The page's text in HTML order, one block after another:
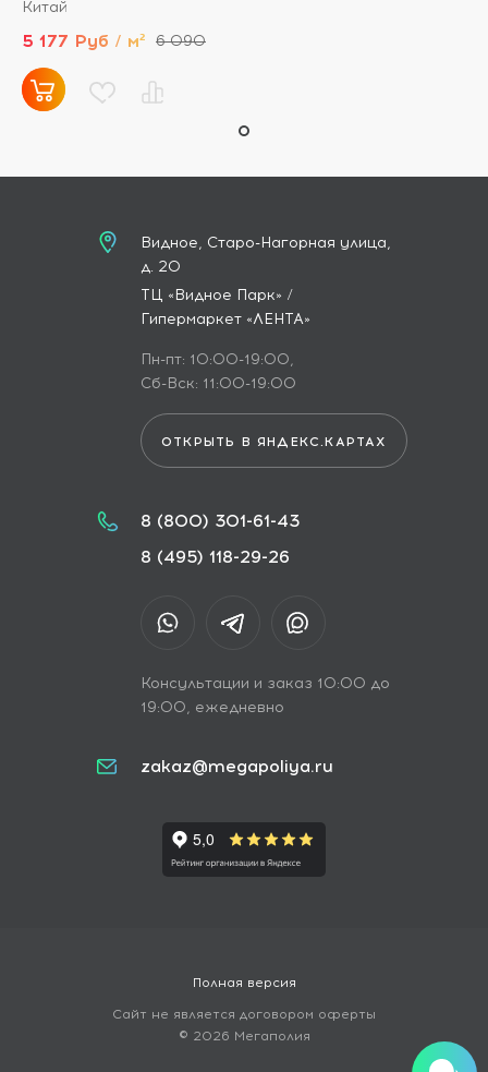
Китай
5 177 Руб / м² 6 090
Видное, Старо-Нагорная улица,
д. 20
ТЦ «Видное Парк» /
Гипермаркет «ЛЕНТА»
Пн-пт: 10:00-19:00,
Сб-Вск: 11:00-19:00
ОТКРЫТЬ В ЯНДЕКС.КАРТАХ
8 (800) 301-61-43
8 (495) 118-29-26
Консультации и заказ 10:00 до
19:00, ежедневно
zakaz@megapoliya.ru
Полная версия
Сайт не является договором оферты
© 2026 Мегаполия